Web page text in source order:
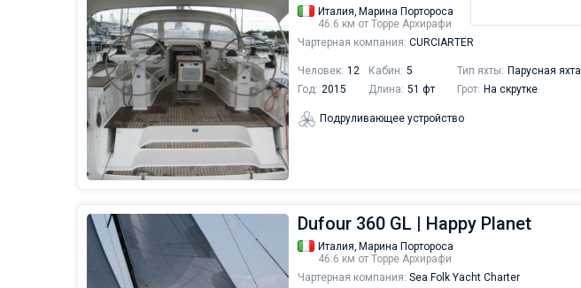
Италия, Марина Портороса
46.6 км от Торре Архирафи
Чартерная компания: CURCIARTER
Человек: 12 Кабин: 5 Тип яхты: Парусная яхта
Год: 2015 Длина: 51 фт Грот: На скрутке
Подруливающее устройство
Dufour 360 GL | Happy Planet
Италия, Марина Портороса
46.6 км от Торре Архирафи
Чартерная компания: Sea Folk Yacht Charter